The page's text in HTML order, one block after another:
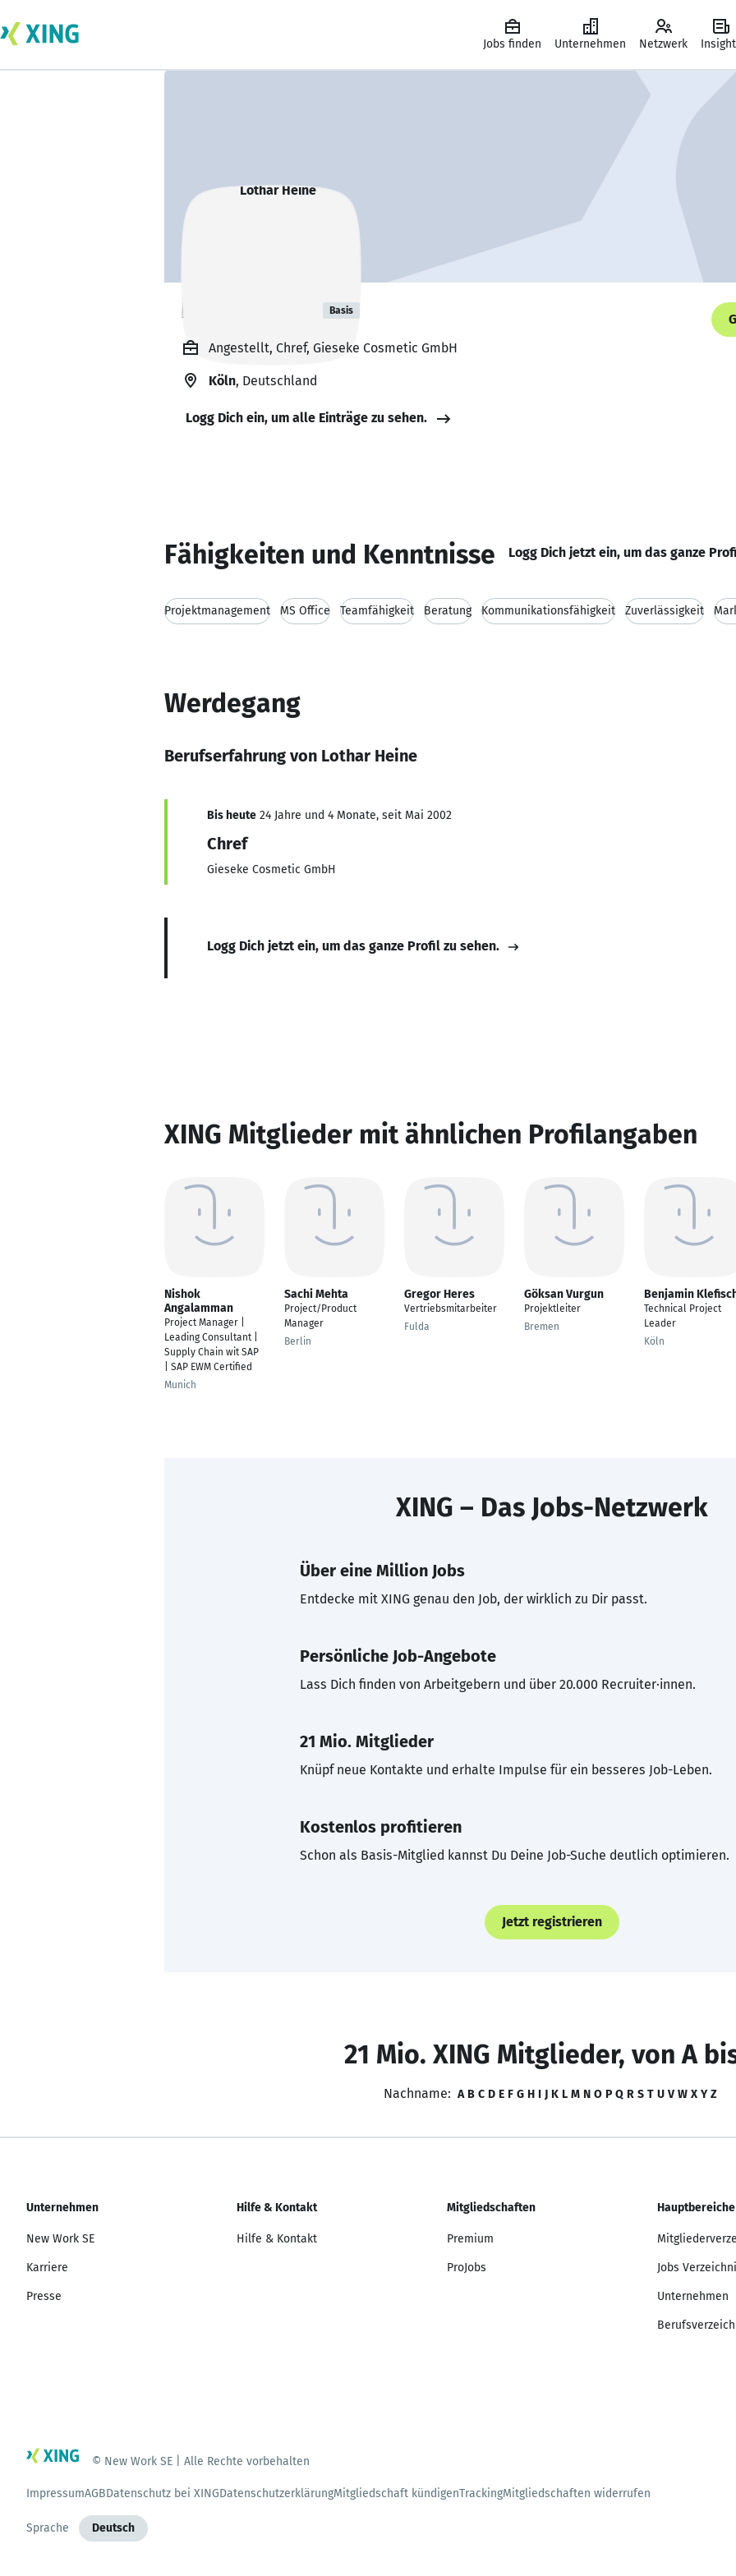
Jobs finden Unternehmen Netzwerk
Lothar Heine Basis
Angestellt, Chref, Gieseke Cosmetic GmbH
Köln, Deutschland
Logg Dich ein, um alle Einträge zu sehen.
Fähigkeiten und Kenntnisse Logg Dich jetzt ein, um das ganze
Projektmanagement MS Office Teamfähigkeit Beratung Kommunikationsfähigkeit Zuverlässigkeit
Werdegang
Berufserfahrung von Lothar Heine
Bis heute 24 Jahre und 4 Monate, seit Mai 2002
Chref
Gieseke Cosmetic GmbH
Logg Dich jetzt ein, um das ganze Profil zu sehen.
XING Mitglieder mit ähnlichen Profilangaben
Nishok
Angalamman
Project Manager |
Leading Consultant |
Supply Chain wit SAP
| SAP EWM Certified
Munich
Sachi Mehta
Project/Product
Manager
Berlin
Gregor Heres
Vertriebsmitarbeiter
Fulda
Göksan Vurgun
Projektleiter
Bremen
Benjamin
Technical Project
Leader
Köln
XING – Das Jobs-Netzwerk
Über eine Million Jobs
Entdecke mit XING genau den Job, der wirklich zu Dir passt.
Persönliche Job-Angebote
Lass Dich finden von Arbeitgebern und über 20.000 Recruiter·innen.
21 Mio. Mitglieder
Knüpf neue Kontakte und erhalte Impulse für ein besseres Job-Leben.
Kostenlos profitieren
Schon als Basis-Mitglied kannst Du Deine Job-Suche deutlich optimieren.
Jetzt registrieren
21 Mio. XING Mitglieder, von A
Nachname: A B C D E F G H I J K L M N O P Q R S T U V W X Y Z
Unternehmen
New Work SE
Karriere
Presse
Hilfe & Kontakt
Hilfe & Kontakt
Mitgliedschaften
Premium
ProJobs
Hauptbereiche
Jobs
Unternehmen
© New Work SE | Alle Rechte vorbehalten
ImpressumAGBDatenschutz bei XINGDatenschutzerklärungMitgliedschaft kündigenTrackingMitgliedschaften widerrufen
Sprache Deutsch